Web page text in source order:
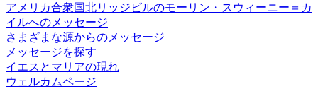
アメリカ合衆国北リッジビルのモーリン・スウィーニー＝カ
イルへのメッセージ
さまざまな源からのメッセージ
メッセージを探す
イエスとマリアの現れ
ウェルカムページ